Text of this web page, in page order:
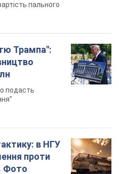
пального
Трампа":
подасть
в НГУ
проти
Фото